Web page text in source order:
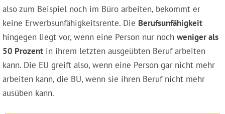
also zum Beispiel noch im Büro arbeiten, bekommt er
keine Erwerbsunfähigkeitsrente. Die Berufsunfähigkeit
hingegen liegt vor, wenn eine Person nur noch weniger als
50 Prozent in ihrem letzten ausgeübten Beruf arbeiten
kann. Die EU greift also, wenn eine Person gar nicht mehr
arbeiten kann, die BU, wenn sie ihren Beruf nicht mehr
ausüben kann.